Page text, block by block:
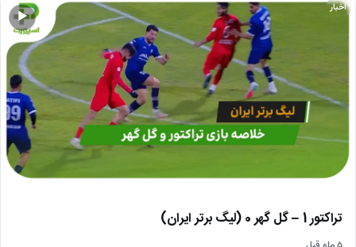
▶
اخبار
تراکتور 1 – گل گهر 0 (لیگ برتر ایران)